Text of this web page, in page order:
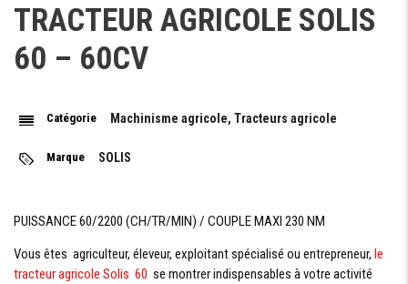
PRISE DE FORCE
TYPE PRISE
COMMANDE
PRISE DE
Mécanique commande au pied
RÉGIME
RELEVAGE / ATTELAGE
TRACTEUR AGRICOLE SOLIS
60 – 60CV
Catégorie Machinisme agricole, Tracteurs agricole
Marque SOLIS
PUISSANCE 60/2200 (CH/TR/MIN) / COUPLE MAXI 230 NM
Vous êtes agriculteur, éleveur, exploitant spécialisé ou entrepreneur, le
tracteur agricole Solis 60 se montrer indispensables à votre activité